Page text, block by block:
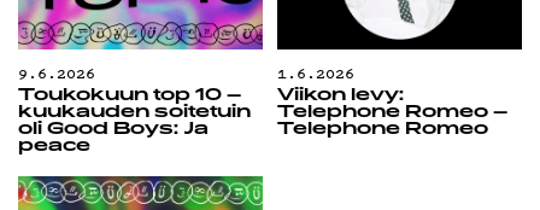
9.6.2026
Toukokuun top 10 –
kuukauden soitetuin
oli Good Boys: Ja
peace
1.6.2026
Viikon levy:
Telephone Romeo –
Telephone Romeo